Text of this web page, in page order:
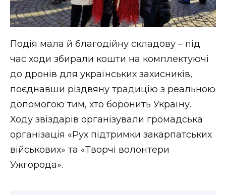
Подія мала й благодійну складову – під
час ходи збирали кошти на комплектуючі
до дронів для українських захисників,
поєднавши різдвяну традицію з реальною
допомогою тим, хто боронить Україну.
Ходу звіздарів організували громадська
організація «Рух підтримки закарпатських
військових» та «Творчі волонтери
Ужгорода».